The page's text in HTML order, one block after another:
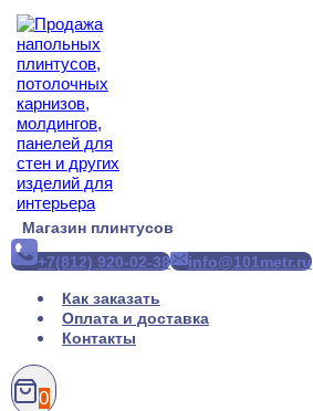
Перейти
содержимому
Магазин плинтусов
+7(812) 920-02-38
info@101metr.ru
Как заказать
Оплата и доставка
Контакты
0